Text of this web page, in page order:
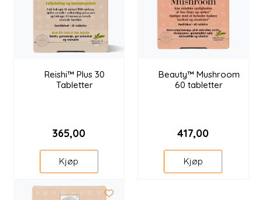
Reishi™ Plus 30
Tabletter
365,00
Kjøp
Beauty™ Mushroom
60 tabletter
417,00
Kjøp